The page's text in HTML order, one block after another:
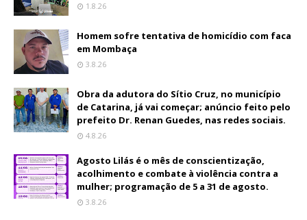
1.8.26
Homem sofre tentativa de homicídio com faca
em Mombaça
3.8.26
Obra da adutora do Sítio Cruz, no município
de Catarina, já vai começar; anúncio feito pelo
prefeito Dr. Renan Guedes, nas redes sociais.
4.8.26
Agosto Lilás é o mês de conscientização,
acolhimento e combate à violência contra a
mulher; programação de 5 a 31 de agosto.
3.8.26